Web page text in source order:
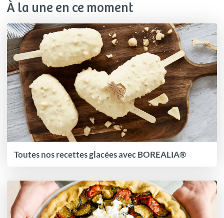
À la une en ce moment
Toutes nos recettes glacées avec BOREALIA®